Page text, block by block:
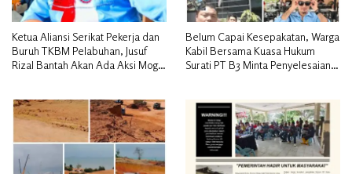
Ketua Aliansi Serikat Pekerja dan
Buruh TKBM Pelabuhan, Jusuf
Rizal Bantah Akan Ada Aksi Mogol
Belum Capai Kesepakatan, Warga
Kabil Bersama Kuasa Hukum
Surati PT B3 Minta Penyelesaian